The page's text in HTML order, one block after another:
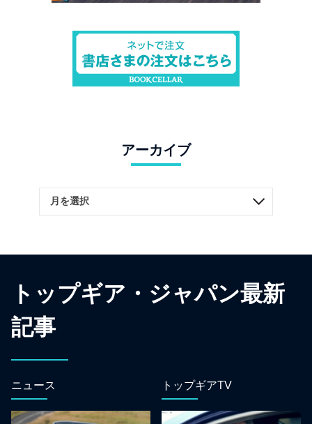
アーカイブ
トップギア・ジャパン最新
記事
ニュース トップギアTV